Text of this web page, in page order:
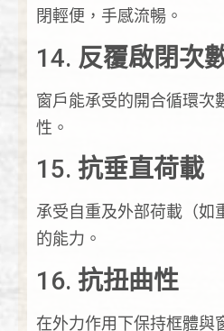
閉輕便，手感流暢。
14. 反覆啟閉次
窗戶能承受的開合循環次
性。
15. 抗垂直荷載
承受自重及外部荷載（如
的能力。
16. 抗扭曲性
在外力作用下保持框體與